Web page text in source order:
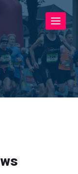
Toggle